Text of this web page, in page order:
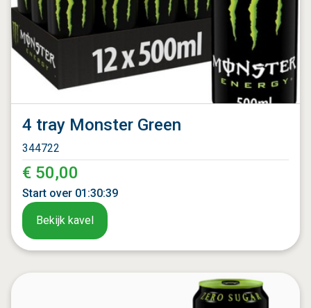
4 tray Monster Green
344722
€ 50,00
Start over 01 :30:37
Bekijk kavel